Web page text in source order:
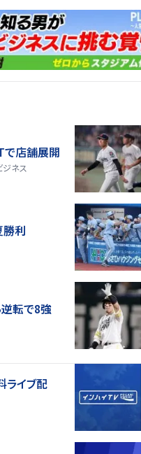
で店舗展開
ジネス
勝利
転で8強
ライブ配